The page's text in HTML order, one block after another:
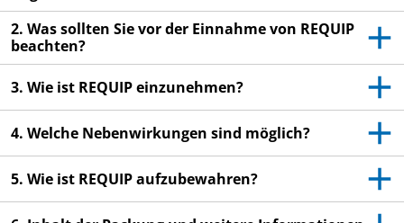
diese die gleichen Beschwerden haben wie Sie.
Heben Sie die Packungsbeilage auf. Vielleicht
möchten Sie diese später nochmals lesen.
Wenn Sie weitere Fragen haben, wenden Sie sich
an Ihren Arzt oder Apotheker.
Wenn Sie Nebenwirkungen bemerken, wenden
Sie sich an Ihren Arzt oder Apotheker. Dies gilt
auch für Nebenwirkungen, die nicht in dieser
Packungsbeilage angegeben sind.Siehe
2. Was sollten Sie vor der Einnahme von REQUIP
beachten?
3. Wie ist REQUIP einzunehmen?
4. Welche Nebenwirkungen sind möglich?
5. Wie ist REQUIP aufzubewahren?